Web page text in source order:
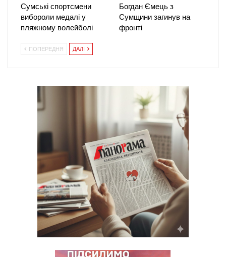
Сумські спортсмени
вибороли медалі у
пляжному волейболі
Богдан Ємець з
Сумщини загинув на
фронті
ПОПЕРЕДНЯ ДАЛІ